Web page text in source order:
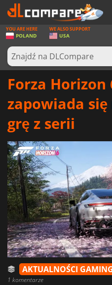
GRY
KARTY DO GIER
OPROGRAMOWANIE
SPRZĘT KOMPUTEROWY
AKTUALNOŚCI
ZALOGUJ SIĘ LUB ZAREJESTRUJ
YOU ARE HERE
POLAND
WE ALSO SUPPORT
USA
Forza
zapowiada
grę z serii
AKTUALNOŚCI
1 komentarze